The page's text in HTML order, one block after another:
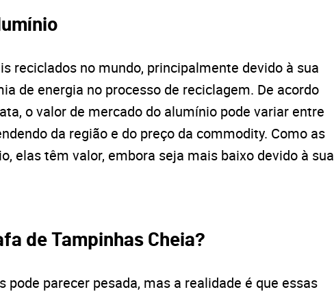
reciclados no mundo, principalmente devido à sua
de energia no processo de reciclagem. De acordo
o valor de mercado do alumínio pode variar entre
da região e do preço da commodity. Como as
elas têm valor, embora seja mais baixo devido à sua
de Tampinhas Cheia?
parecer pesada, mas a realidade é que essas